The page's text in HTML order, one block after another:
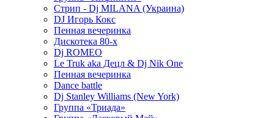
Стрип - Dj MILANA (Украина)
DJ Игорь Кокс
Пенная вечеринка
Дискотека 80-х
Dj ROMEO
Le Truk aka Децл & Dj Nik One
Пенная вечеринка
Dance battle
Dj Stanley Williams (New York)
Группа «Триада»